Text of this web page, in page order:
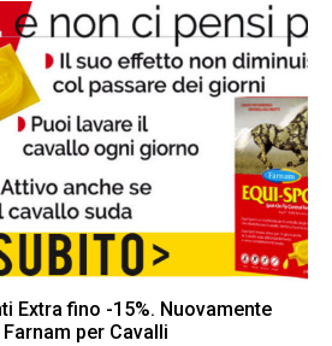
Extra fino -15%. Nuovamente
per Cavalli